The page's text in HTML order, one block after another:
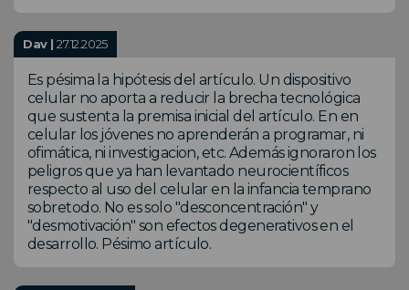
Dav |27.12.2025
Es pésima la hipótesis del artículo. Un dispositivo
celular no aporta a reducir la brecha tecnológica
que sustenta la premisa inicial del artículo. En en
celular los jóvenes no aprenderán a programar, ni
ofimática, ni investigacion, etc. Además ignoraron los
peligros que ya han levantado neurocientíficos
respecto al uso del celular en la infancia temprano
sobretodo. No es solo "desconcentración" y
"desmotivación" son efectos degenerativos en el
desarrollo. Pésimo artículo.